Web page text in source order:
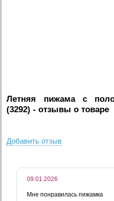
Летняя пижама с
(3292) - отзывы о товаре
Добавить отзыв
09.01.2026
Мне понравилась пижамка